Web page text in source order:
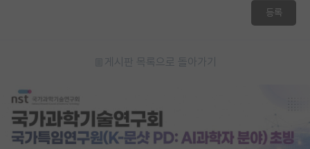
등록
게시판 목록으로 돌아가기